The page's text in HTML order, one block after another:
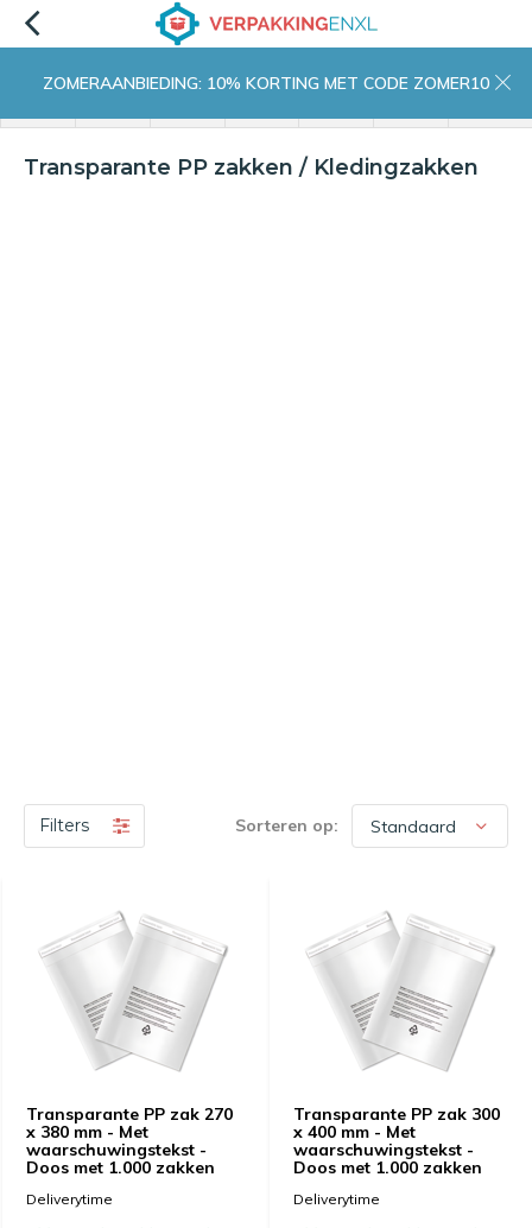
ZOMERAANBIEDING: 10% KORTING MET CODE ZOMER10
Transparante PP zakken / Kledingzakken
Filters Sorteren op:
Transparante PP zak 270
x 380 mm - Met
waarschuwingstekst -
Doos met 1.000 zakken
Deliverytime
Transparante PP zak 300
x 400 mm - Met
waarschuwingstekst -
Doos met 1.000 zakken
Deliverytime